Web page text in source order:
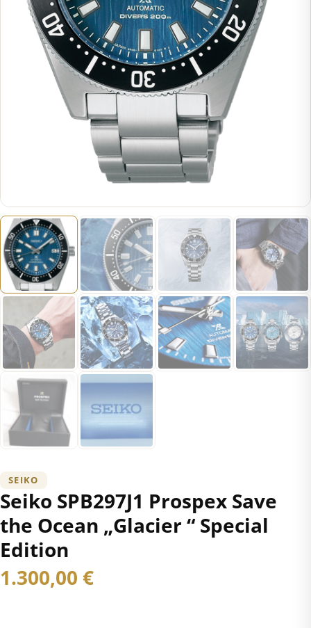
SEIKO
Seiko SPB297J1 Prospex Save
the Ocean „Glacier “ Special
Edition
1.300,00 €